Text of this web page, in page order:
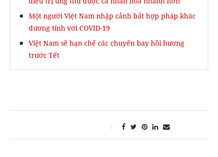
Một người Việt Nam nhập cảnh bất hợp pháp khác
dương tính với COVID-19
Việt Nam sẽ hạn chế các chuyến bay hồi hương
trước Tết